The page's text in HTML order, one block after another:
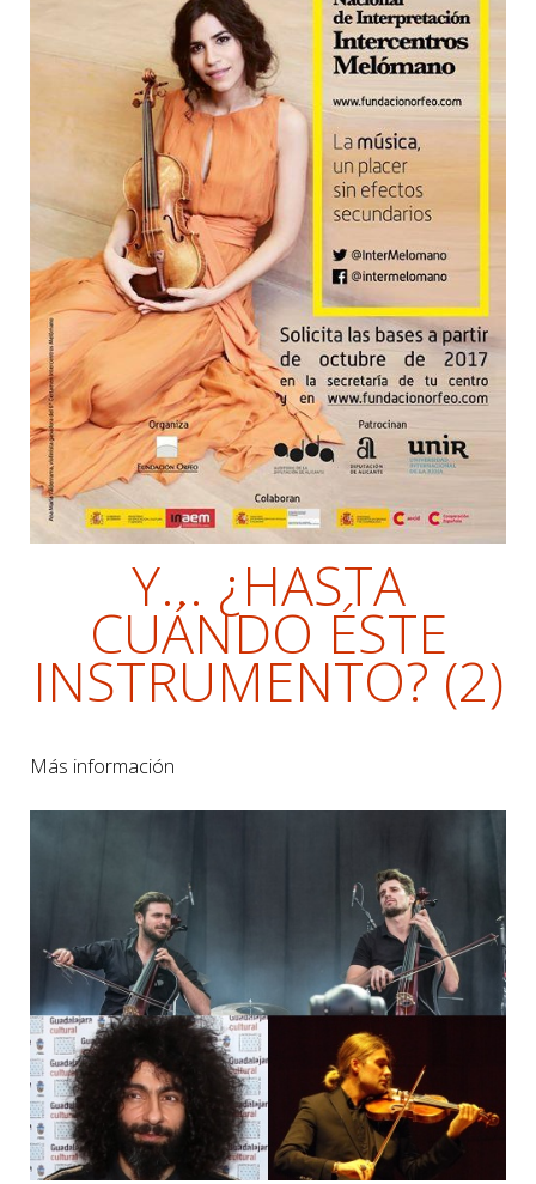
Y... ¿HASTA
CUÁNDO ÉSTE
INSTRUMENTO? (2)
Más información